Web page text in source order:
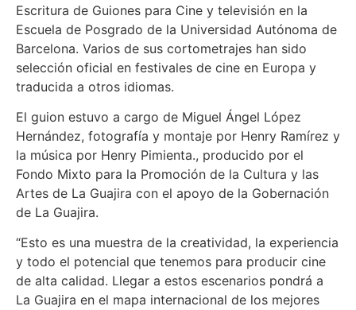
Escritura de Guiones para Cine y televisión en la
Escuela de Posgrado de la Universidad Autónoma de
Barcelona. Varios de sus cortometrajes han sido
selección oficial en festivales de cine en Europa y
traducida a otros idiomas.
El guion estuvo a cargo de Miguel Ángel López
Hernández, fotografía y montaje por Henry Ramírez y
la música por Henry Pimienta., producido por el
Fondo Mixto para la Promoción de la Cultura y las
Artes de La Guajira con el apoyo de la Gobernación
de La Guajira.
“Esto es una muestra de la creatividad, la experiencia
y todo el potencial que tenemos para producir cine
de alta calidad. Llegar a estos escenarios pondrá a
La Guajira en el mapa internacional de los mejores